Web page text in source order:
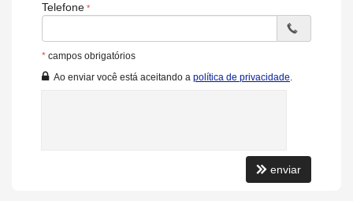
Telefone
* campos obrigatórios
Ao enviar você está aceitando a política de privacidade
enviar